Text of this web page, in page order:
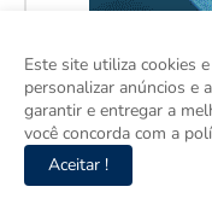
Este site utiliza cookies
personalizar anúncios e
garantir e entregar a
você concorda com a
Aceitar !